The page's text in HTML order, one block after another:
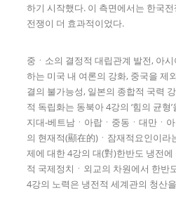
하기 시작했다. 이 측면에서는 한국
전쟁이 더 효과적이었다.
중ㆍ소의 결정적 대립관계 발전, 아
하는 미국 내 여론의 강화, 중국을 제
결의 불가능성, 일본의 종합적 국력
적 독립화는 동북아 4강의 ‘힘의 균형
지대-베트남ㆍ아랍ㆍ중동ㆍ대만ㆍ
의 현재적(顯在的)ㆍ잠재적요인이라
제에 대한 4강의 대(對)한반도 냉전
적 국제정치ㆍ외교의 차원에서 한반
4강의 노력은 냉전적 세계관의 청산